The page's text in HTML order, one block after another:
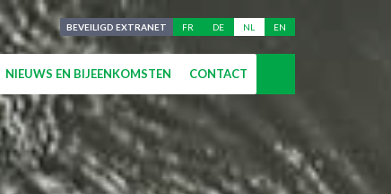
BEVEILIGD EXTRANET FR DE NL EN
NIEUWS EN BIJEENKOMSTEN CONTACT